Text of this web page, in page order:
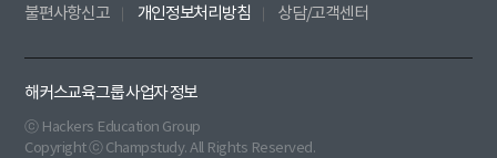
불편사항신고 개인정보처리방침 상담/고객센터
해커스교육그룹 사업자 정보
ⓒ Hackers Education Group
Copyright ⓒ Champstudy. All Rights Reserved.